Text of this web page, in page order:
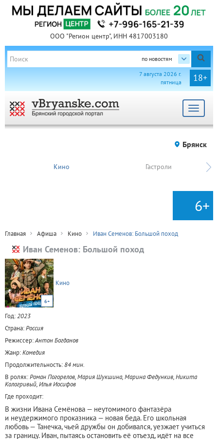
ООО "Регион центр", ИНН 4817003180
по новостям
18+
7 августа 2026 г.
пятница
Toggle
Брянск
Кино Гастроли
6+
Главная Афиша Кино Иван Семенов: Большой поход
Иван Семенов: Большой поход
6+
Кино
Год:2023
Страна:Россия
Режиссер:Антон Богданов
Жанр:Комедия
Продолжительность:84 мин.
В ролях:Роман Погорелов, Мария Шукшина, Марина Федункив, Никита
Кологривый, Илья Иосифов
Где проходит:
В жизни Ивана Семёнова — неутомимого фантазёра
и неудержимого проказника — новая беда. Его школьная
любовь — Танечка, чьей дружбы он добивался, уезжает учиться
за границу. Иван, пытаясь остановить её отъезд, идёт на все